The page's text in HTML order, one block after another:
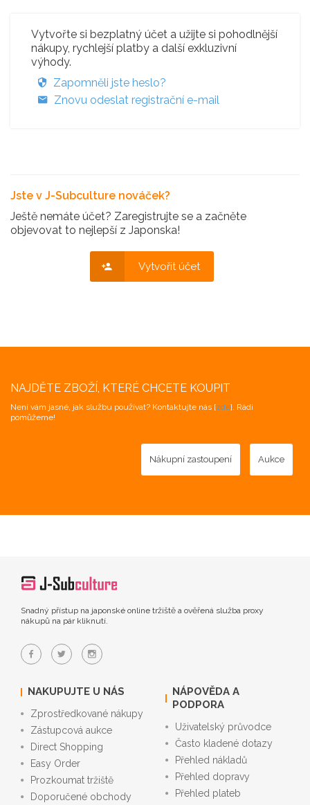
Vytvořte si bezplatný účet a užijte si pohodlnější
nákupy, rychlejší platby a další exkluzivní
výhody.
Zapomněli jste heslo?
Znovu odeslat registrační e-mail
Jste v J-Subculture nováček?
Ještě nemáte účet? Zaregistrujte se a začněte
objevovat to nejlepší z Japonska!
Vytvořit účet
NAJDĚTE ZBOŽÍ, KTERÉ CHCETE KOUPIT
Není vám jasné, jak službu používat? Kontaktujte nás [zde]. Rádi
pomůžeme!
Nákupní zastoupení Aukce
Snadný přístup na japonské online tržiště a ověřená služba proxy
nákupů na pár kliknutí.
NAKUPUJTE U NÁS
Zprostředkované nákupy
Zástupcová aukce
Direct Shopping
Easy Order
Prozkoumat tržiště
Doporučené obchody
NÁPOVĚDA A
PODPORA
Uživatelský průvodce
Často kladené dotazy
Přehled nákladů
Přehled dopravy
Přehled plateb